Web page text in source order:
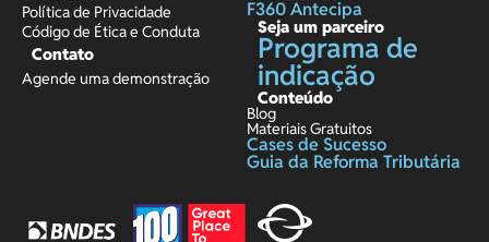
Política de Privacidade
Código de Ética e Conduta
Contato
Agende uma demonstração
F360 Antecipa
Seja um parceiro
Programa de
indicação
Conteúdo
Blog
Materiais Gratuitos
Cases de Sucesso
Guia da Reforma Tributária